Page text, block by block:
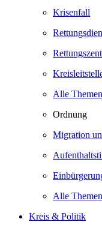
Krisenfall
Alle Themen
Ordnung
Migration
Alle Themen
Kreis & Politik